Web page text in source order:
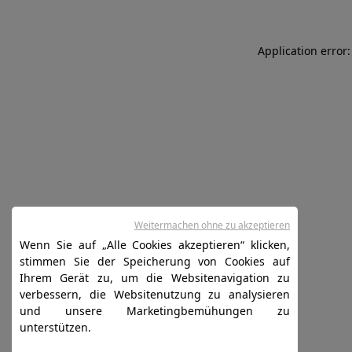
Application
Wenn Sie auf „Alle Cookies akzeptieren“ klicken,
stimmen Sie der Speicherung von Cookies auf
Ihrem Gerät zu, um die Websitenavigation zu
verbessern, die Websitenutzung zu analysieren
und unsere Marketingbemühungen zu
unterstützen.
Weitermachen ohne zu akzeptieren